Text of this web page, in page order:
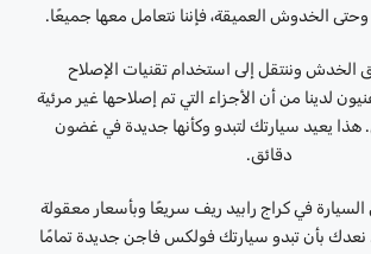
الخدوش العميقة، فإننا نتعامل معها جميعًا.
الخدش وننتقل إلى استخدام تقنيات الإصلاح
لدينا من أن الأجزاء التي تم إصلاحها غير مرئية
هذا يعيد سيارتك لتبدو وكأنها جديدة في غضون
دقائق.
في كراج رابيد ريف سريعًا وبأسعار معقولة
نعدك بأن تبدو سيارتك فولكس فاجن جديدة تمامًا